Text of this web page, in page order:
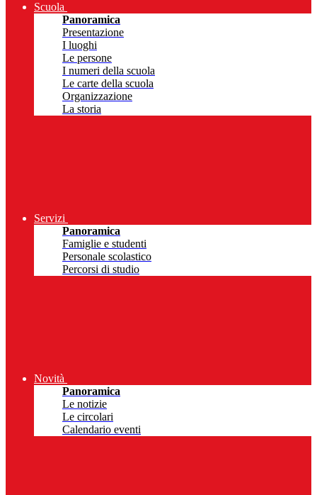
Scuola
Panoramica
Presentazione
I luoghi
Le persone
I numeri della scuola
Le carte della scuola
Organizzazione
La storia
Servizi
Panoramica
Famiglie e studenti
Personale scolastico
Percorsi di studio
Novità
Panoramica
Le notizie
Le circolari
Calendario eventi